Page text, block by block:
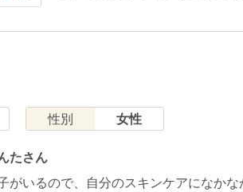
性別 女性
たさん
がいるので、自分のスキンケアになか